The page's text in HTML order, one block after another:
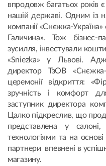
впродовж багатьох років
нашій державі. Одним із
компанії «Снєжка-
Галичина». Тож бізнес-
зусилля, інвестували
«Sniezka» у Львові.
директор ТзОВ
церемонії відкриття:
зручність і комфорт
заступник директора
Цалко підкреслив, що
представлена у
технологіями та на
партнери впевнені в
магазину.